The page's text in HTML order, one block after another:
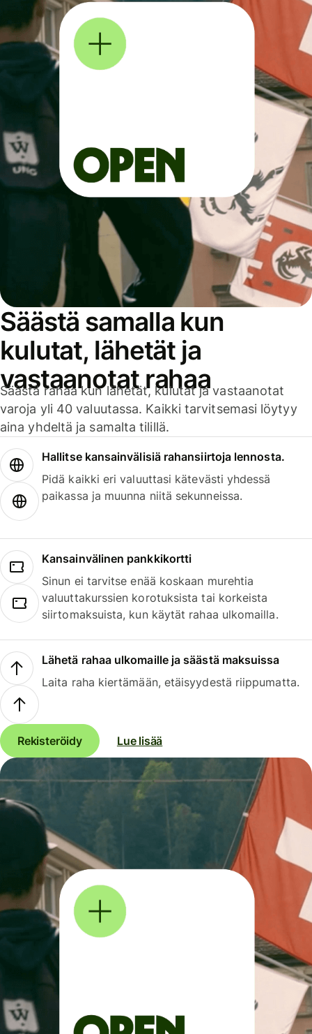
Säästä samalla kun
kulutat, lähetät ja
vastaanotat rahaa
Säästä rahaa kun lähetät, kulutat ja vastaanotat
varoja yli 40 valuutassa. Kaikki tarvitsemasi löytyy
aina yhdeltä ja samalta tilillä.
Hallitse kansainvälisiä rahansiirtoja lennosta.
Pidä kaikki eri valuuttasi kätevästi yhdessä
paikassa ja muunna niitä sekunneissa.
Kansainvälinen pankkikortti
Sinun ei tarvitse enää koskaan murehtia
valuuttakurssien korotuksista tai korkeista
siirtomaksuista, kun käytät rahaa ulkomailla.
Lähetä rahaa ulkomaille ja säästä maksuissa
Laita raha kiertämään, etäisyydestä riippumatta.
Rekisteröidy Lue lisää